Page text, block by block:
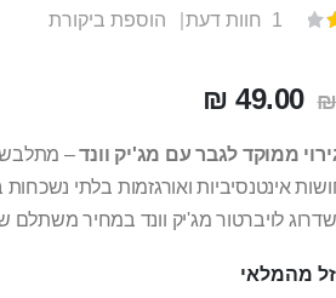
1 חוות דעת הוספת ביקורת
49.00 ₪
ממוקד לגבר עם מג'יק וונד– מתלבש
אינטנסיביות ואורגזמות בלתי
לויברטור מג'יק וונד במחיר משתלם
מהמלאי